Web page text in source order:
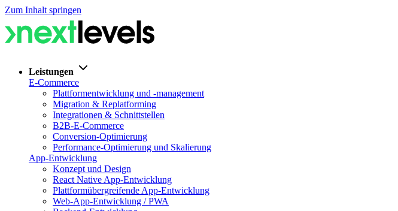
Zum Inhalt springen
Leistungen
E-Commerce
Plattformentwicklung und -management
Migration & Replatforming
Integrationen & Schnittstellen
B2B-E-Commerce
Conversion-Optimierung
Performance-Optimierung und Skalierung
App-Entwicklung
Konzept und Design
React Native App-Entwicklung
Plattformübergreifende App-Entwicklung
Web-App-Entwicklung / PWA